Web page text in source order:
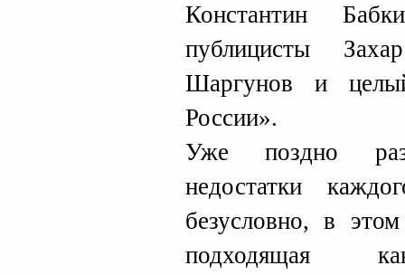
Константин
публицисты
Шаргунов и
России».
Уже поздно
недостатки
безусловно, в
подходящая